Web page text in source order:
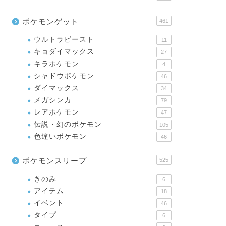
ポケモンゲット 461
ウルトラビースト 11
キョダイマックス 27
キラポケモン 4
シャドウポケモン 46
ダイマックス 34
メガシンカ 79
レアポケモン 47
伝説・幻のポケモン 105
色違いポケモン 46
ポケモンスリープ 525
きのみ 6
アイテム 18
イベント 46
タイプ 6